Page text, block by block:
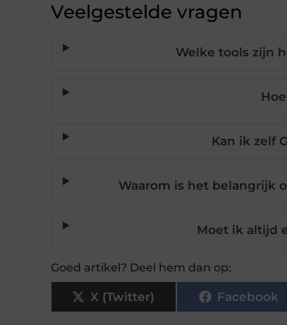
Veelgestelde vragen
Welke tools zijn
Kan ik zelf
Waarom is het belangrijk
Moet ik altijd
Goed artikel? Deel hem dan op:
X (Twitter) Facebook